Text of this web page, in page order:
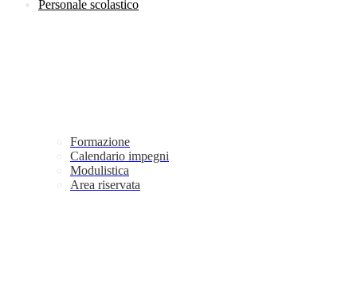
Personale scolastico
Formazione
Calendario impegni
Modulistica
Area riservata